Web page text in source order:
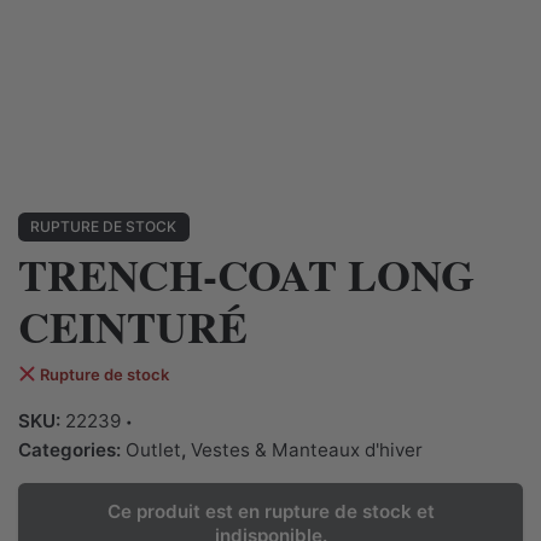
RUPTURE DE STOCK
TRENCH-COAT LONG
CEINTURÉ
Rupture de stock
SKU: 22239
Categories: Outlet, Vestes & Manteaux d'hiver
Ce produit est en rupture de stock et
indisponible.